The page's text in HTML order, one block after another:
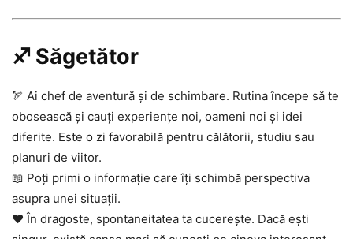
♐ Săgetător
🏹 Ai chef de aventură și de schimbare. Rutina începe să te
obosească și cauți experiențe noi, oameni noi și idei
diferite. Este o zi favorabilă pentru călătorii, studiu sau
planuri de viitor.
📖 Poți primi o informație care îți schimbă perspectiva
asupra unei situații.
❤️ În dragoste, spontaneitatea ta cucerește. Dacă ești